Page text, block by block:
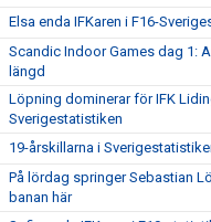
Elsa enda IFKaren i F16-
Scandic Indoor Games dag 1:
längd
Löpning dominerar för IFK
Sverigestatistiken
19-årskillarna i
På lördag springer Sebastian
banan här